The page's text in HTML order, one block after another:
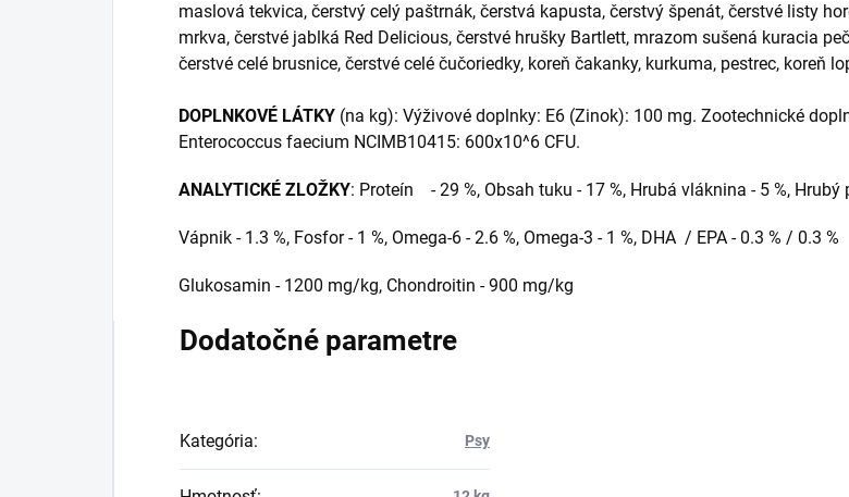
maslová tekvica, čerstvý celý paštrnák, čerstvá kapusta, čerstvý špenát, čerstvé listy
mrkva, čerstvé jablká Red Delicious, čerstvé hrušky Bartlett, mrazom sušená kuracia
čerstvé celé brusnice, čerstvé celé čučoriedky, koreň čakanky, kurkuma, pestrec, koreň
DOPLNKOVÉ LÁTKY (na kg): Výživové doplnky: E6 (Zinok): 100 mg. Zootechnické
Enterococcus faecium NCIMB10415: 600x10^6 CFU.
ANALYTICKÉ ZLOŽKY: Proteín - 29 %, Obsah tuku - 17 %, Hrubá vláknina - 5 %, Hrubý
Vápnik - 1.3 %, Fosfor - 1 %, Omega-6 - 2.6 %, Omega-3 - 1 %, DHA / EPA - 0.3 % / 0.3 %
Glukosamin - 1200 mg/kg, Chondroitin - 900 mg/kg
Dodatočné parametre
Kategória: Psy